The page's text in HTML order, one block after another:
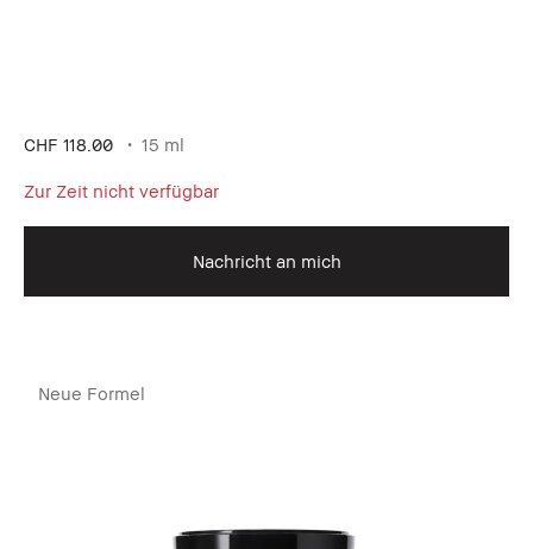
CHF 118.00 15 ml
Zur Zeit nicht verfügbar
Nachricht an mich
Neue Formel